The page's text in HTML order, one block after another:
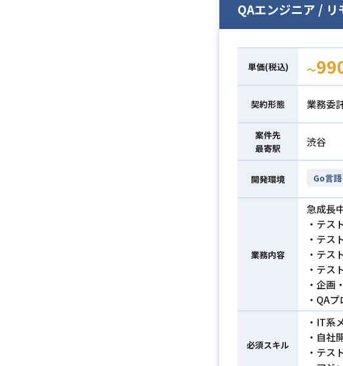
QAエンジニア /
単価(税込) 〜
契約形態 業務委
案件先
最寄駅
渋谷
開発環境 Go言語
業務内容
急成長
・テス
・テス
・テス
・テス
・企画
・QA
必須スキル
・IT系
・自社
・テス